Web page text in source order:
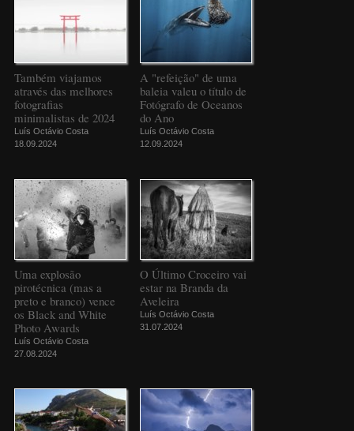
Também viajamos
através das melhores
fotografias
minimalistas de 2024
Luís Octávio Costa
18.09.2024
A "refeição" de uma
baleia valeu o título de
Fotógrafo de Oceanos
do Ano
Luís Octávio Costa
12.09.2024
Uma explosão
pirotécnica (mas a
preto e branco) vence
os Black and White
Photo Awards
Luís Octávio Costa
27.08.2024
O Último Croceiro vai
estar na Branda da
Aveleira
Luís Octávio Costa
31.07.2024